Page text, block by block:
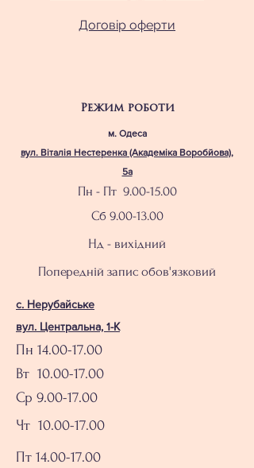
Договір оферти
Режим роботи
м. Одеса
вул. Віталія Нестеренка (Академіка Воробйова),
5а
Пн - Пт 9.00-15.00
Сб 9.00-13.00
Нд - вихідний
Попередній запис обов'язковий
с. Нерубайське
вул. Центральна, 1-К
Пн 14.00-17.00
Вт 10.00-17.00
Ср 9.00-17.00
Чт 10.00-17.00
Пт 14.00-17.00